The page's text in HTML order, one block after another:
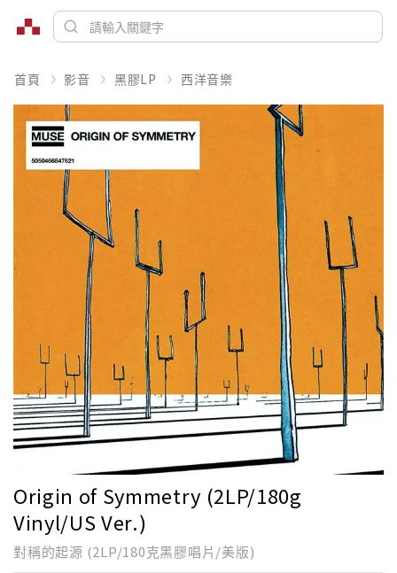
首頁 影音 黑膠LP 西洋音樂
Origin of Symmetry (2LP/180g
Vinyl/US Ver.)
對稱的起源 (2LP/180克黑膠唱片/美版)